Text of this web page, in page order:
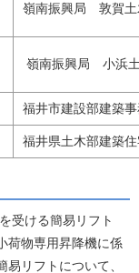
嶺南振興局 敦賀
嶺南振興局 小浜
福井市建設部建築
福井県土木部建築
受ける簡易リフト
荷物専用昇降機に係
リフトについて、